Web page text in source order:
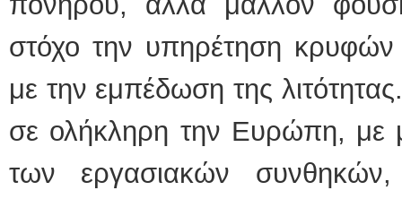
στόχο την υπηρέτηση κρυφών
με την εμπέδωση της
σε ολήκληρη την Ευρώπη, με
των εργασιακών